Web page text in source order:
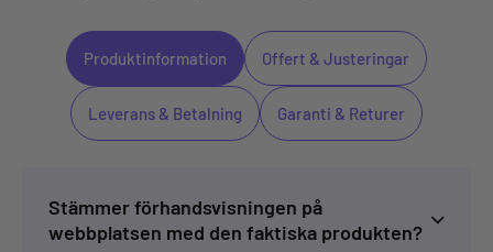
Produktinformation Offert & Justeringar
Leverans & Betalning Garanti & Returer
Stämmer förhandsvisningen på
webbplatsen med den faktiska produkten?